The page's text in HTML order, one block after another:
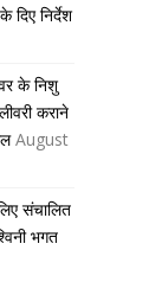
दिए निर्देश
के निशु
कराने
August
संचालित
भगत